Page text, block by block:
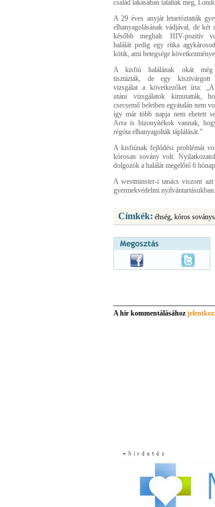
család lakásában találták meg,
A 29 éves anyját letartóztatták
elhanyagolásának vádjával, de két
később meghalt. HIV-pozitív
halálát pedig egy ritka
kötik, ami betegsége
A kisfiú halálának okát még
tisztázták, de egy kiszivárgott
vizsgálat a következőket írta:
utáni vizsgálatok kimutatták,
csecsemő beleiben egyátalán nem
így már több napja nem ehetett
Arra is bizonyítékok vannak,
régóta elhanyagolták táplálását.”
A kisfiúnak fejlődési problémái
kórosan sovány volt.
dolgozók a halálát megelőtő 6
A westminster-i tanács viszont
gyermekvédelmi nyilvántartásukban.
Címkék: éhség, kóros
A hír kommentálásához